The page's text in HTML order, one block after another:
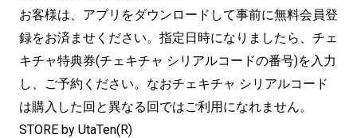
お客様は、アプリをダウンロードして事前に無料会員登
録をお済ませください。指定日時になりましたら、チェ
キチャ特典券(チェキチャ シリアルコードの番号)を入力
し、ご予約ください。なおチェキチャ シリアルコード
は購入した回と異なる回ではご利用になれません。
STORE by UtaTen(R)